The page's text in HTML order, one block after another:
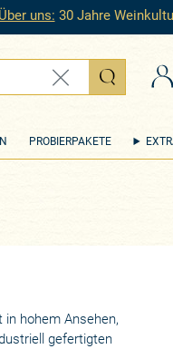
Über uns: 30 Jahre
PROBIERPAKETE
hohem Ansehen,
gefertigten